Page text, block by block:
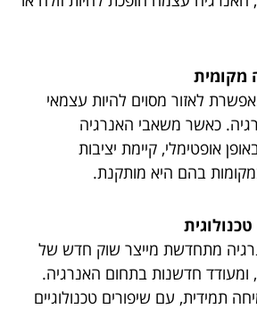
מקומית
לאזור מסוים להיות עצמאי
כאשר משאבי האנרגיה
אופטימלי, קיימת יציבות
בהם היא מותקנת.
מתחדשת מייצר שוק חדש של
ומעודד חדשנות בתחום האנרגיה.
תמידית, עם שיפורים טכנולוגיים